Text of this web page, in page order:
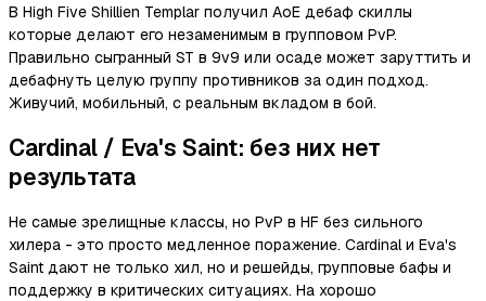
В High Five Shillien Templar получил AoE дебаф скиллы
которые делают его незаменимым в групповом PvP.
Правильно сыгранный ST в 9v9 или осаде может заруттить и
дебафнуть целую группу противников за один подход.
Живучий, мобильный, с реальным вкладом в бой.
Cardinal / Eva's Saint: без них нет
результата
Не самые зрелищные классы, но PvP в HF без сильного
хилера - это просто медленное поражение. Cardinal и Eva's
Saint дают не только хил, но и решейды, групповые бафы и
поддержку в критических ситуациях. На хорошо